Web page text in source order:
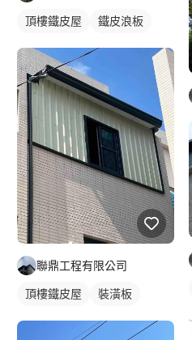
頂樓鐵皮屋 鐵皮浪板
聯鼎工程有限公司
頂樓鐵皮屋 裝潢板